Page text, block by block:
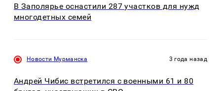
В Заполярье оснастили 287 участков для нужд
многодетных семей
Новости Мурманска 3 года назад
Андрей Чибис встретился с военными 61 и 80